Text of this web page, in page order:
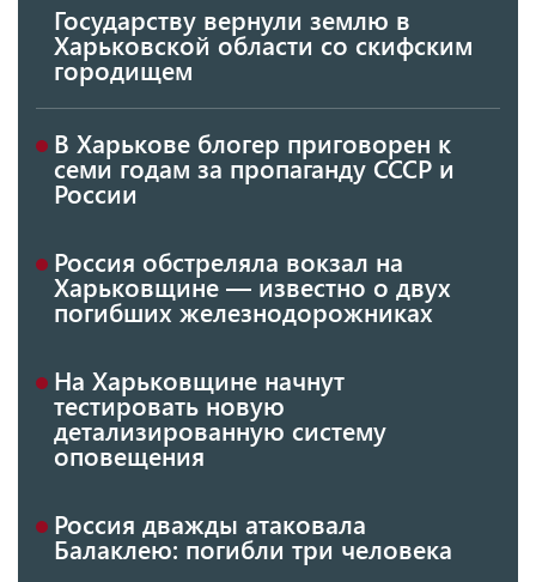
Государству вернули землю в
Харьковской области со скифским
городищем
В Харькове блогер приговорен к
семи годам за пропаганду СССР и
России
Россия обстреляла вокзал на
Харьковщине — известно о двух
погибших железнодорожниках
На Харьковщине начнут
тестировать новую
детализированную систему
оповещения
Россия дважды атаковала
Балаклею: погибли три человека